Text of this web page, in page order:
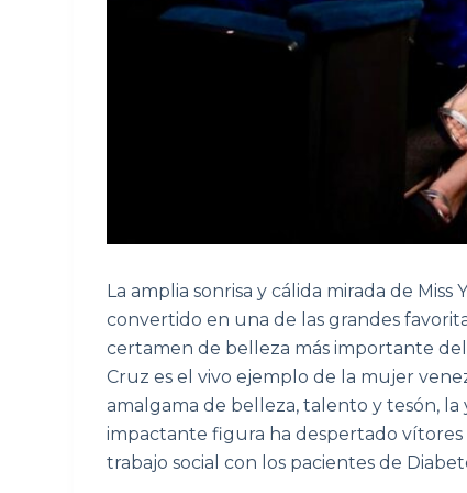
La amplia sonrisa y cálida mirada de Miss
convertido en una de las grandes
certamen de belleza más importante del
Cruz es el vivo ejemplo de la mujer
amalgama de belleza, talento y tesón, la
impactante figura ha despertado vítores
trabajo social con los pacientes de